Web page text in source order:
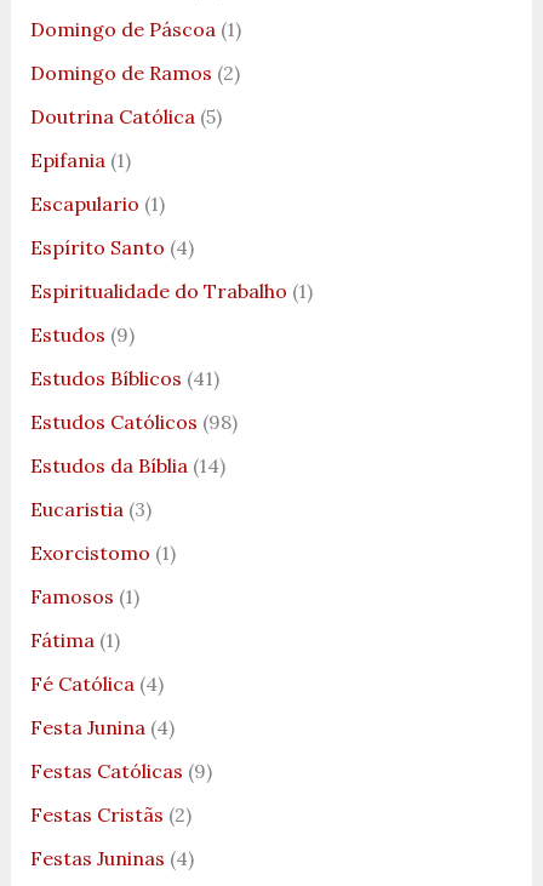
Domingo de Páscoa (1)
Domingo de Ramos (2)
Doutrina Católica (5)
Epifania (1)
Escapulario (1)
Espírito Santo (4)
Espiritualidade do Trabalho (1)
Estudos (9)
Estudos Bíblicos (41)
Estudos Católicos (98)
Estudos da Bíblia (14)
Eucaristia (3)
Exorcistomo (1)
Famosos (1)
Fátima (1)
Fé Católica (4)
Festa Junina (4)
Festas Católicas (9)
Festas Cristãs (2)
Festas Juninas (4)